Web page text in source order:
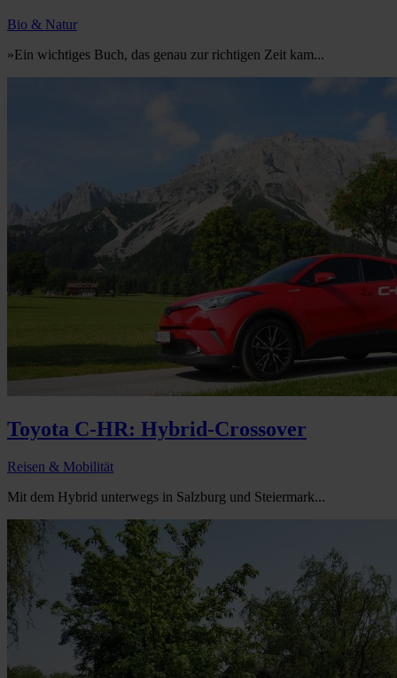
Bio & Natur
»Ein wichtiges Buch, das genau zur richtigen Zeit kam...
Toyota C-HR: Hybrid-Crossover
Reisen & Mobilität
Mit dem Hybrid unterwegs in Salzburg und Steiermark...